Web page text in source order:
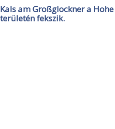
Kals am Großglockner a
területén fekszik.